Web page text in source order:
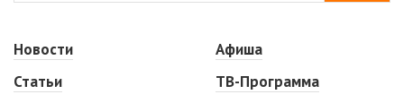
Новости
Статьи
Афиша
ТВ-Программа